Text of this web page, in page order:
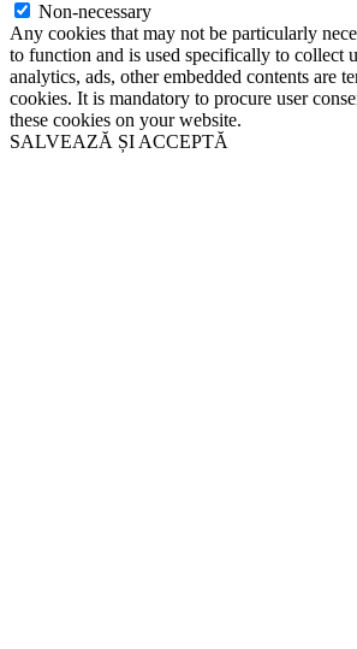
Non-necessary
Any cookies that may not be particularly
to function and is used specifically to collect
analytics, ads, other embedded contents are
cookies. It is mandatory to procure user
these cookies on your website.
SALVEAZĂ ȘI ACCEPTĂ